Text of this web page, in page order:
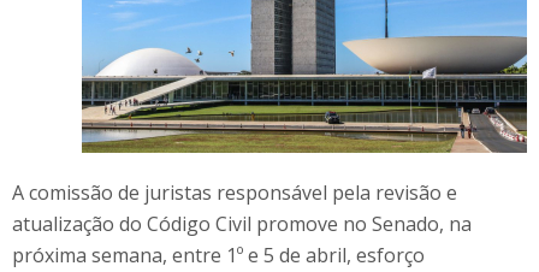
A comissão de juristas responsável pela revisão e
atualização do Código Civil promove no Senado, na
próxima semana, entre 1º e 5 de abril, esforço